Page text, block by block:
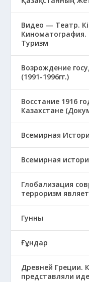
Видео — Театр.
Киноматография.
Туризм
Возрождение
(1991-1996гг.)
Восстание 1916
Казахстане
Всемирная
Всемирная
Глобализация
терроризм
Гунны
Ғұндар
Древней Греции.
представляли